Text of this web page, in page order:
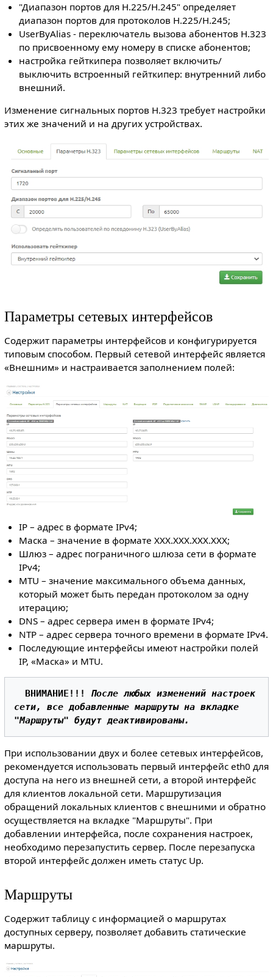
"Диапазон портов для H.225/H.245" определяет
диапазон портов для протоколов H.225/H.245;
UserByAlias - переключатель вызова абонентов H.323
по присвоенному ему номеру в списке абонентов;
настройка гейткипера позволяет включить/
выключить встроенный гейткипер: внутренний либо
внешний.
Изменение сигнальных портов H.323 требует настройки
этих же значений и на других устройствах.
Параметры сетевых интерфейсов
Содержит параметры интерфейсов и конфигурируется
типовым способом. Первый сетевой интерфейс является
«Внешним» и настраивается заполнением полей:
IP – адрес в формате IPv4;
Маска – значение в формате XXX.XXX.XXX.XXX;
Шлюз – адрес пограничного шлюза сети в формате
IPv4;
MTU – значение максимального объема данных,
который может быть передан протоколом за одну
итерацию;
DNS – адрес сервера имен в формате IPv4;
NTP – адрес сервера точного времени в формате IPv4.
Последующие интерфейсы имеют настройки полей
IP, «Маска» и MTU.
ВНИМАНИЕ!!!
После любых изменений настроек
сети, все добавленные маршруты на вкладке
"Маршруты" будут деактивированы.
При использовании двух и более сетевых интерфейсов,
рекомендуется использовать первый интерфейс eth0 для
доступа на него из внешней сети, а второй интерфейс
для клиентов локальной сети. Маршрутизация
обращений локальных клиентов с внешними и обратно
осуществляется на вкладке "Маршруты". При
добавлении интерфейса, после сохранения настроек,
необходимо перезапустить сервер. После перезапуска
второй интерфейс должен иметь статус Up.
Маршруты
Содержит таблицу с информацией о маршрутах
доступных серверу, позволяет добавить статические
маршруты.